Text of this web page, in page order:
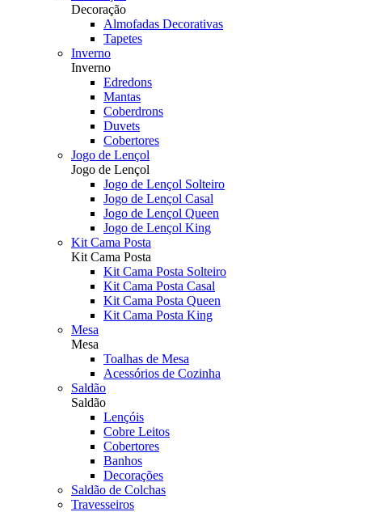
Decoração
Almofadas Decorativas
Tapetes
Inverno
Inverno
Edredons
Mantas
Coberdrons
Duvets
Cobertores
Jogo de Lençol
Jogo de Lençol
Jogo de Lençol Solteiro
Jogo de Lençol Casal
Jogo de Lençol Queen
Jogo de Lençol King
Kit Cama Posta
Kit Cama Posta
Kit Cama Posta Solteiro
Kit Cama Posta Casal
Kit Cama Posta Queen
Kit Cama Posta King
Mesa
Mesa
Toalhas de Mesa
Acessórios de Cozinha
Saldão
Saldão
Lençóis
Cobre Leitos
Cobertores
Banhos
Decorações
Saldão de Colchas
Travesseiros